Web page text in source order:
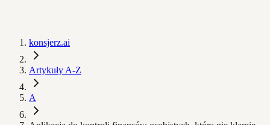
konsjerz.ai
Artykuły A-Z
A